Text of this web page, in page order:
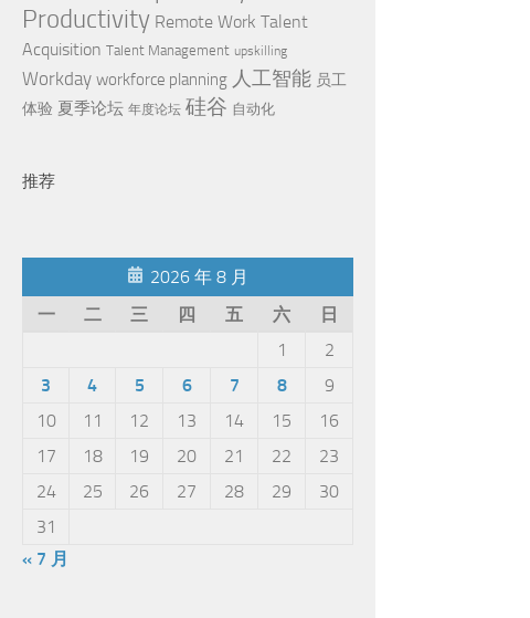
Productivity Remote Work Talent
Acquisition Talent Management upskilling
Workday workforce planning 人工智能 员工
体验 夏季论坛 年度论坛 硅谷 自动化
推荐
2026 年 8 月
一
二 三 四 五 六
日
1
2
3
4 5 6 7 8
9
10
11 12 13 14 15
16
17
18 19 20 21 22
23
24
25 26 27 28 29
30
31
« 7 月